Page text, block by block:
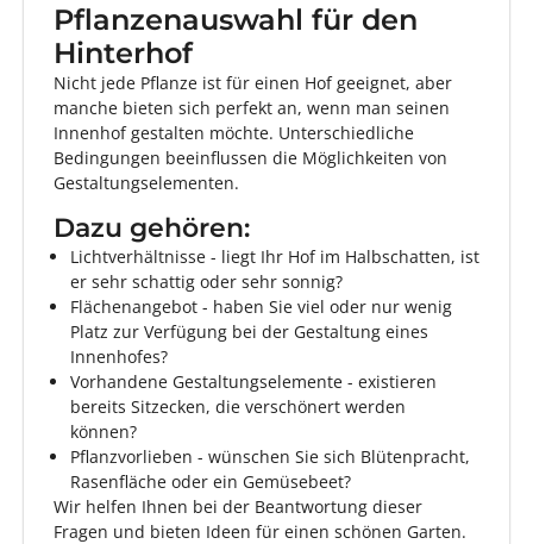
Pflanzenauswahl für den
Hinterhof
Nicht jede Pflanze ist für einen Hof geeignet, aber
manche bieten sich perfekt an, wenn man seinen
Innenhof gestalten möchte. Unterschiedliche
Bedingungen beeinflussen die Möglichkeiten von
Gestaltungselementen.
Dazu gehören:
Lichtverhältnisse - liegt Ihr Hof im Halbschatten, ist
er sehr schattig oder sehr sonnig?
Flächenangebot - haben Sie viel oder nur wenig
Platz zur Verfügung bei der Gestaltung eines
Innenhofes?
Vorhandene Gestaltungselemente - existieren
bereits Sitzecken, die verschönert werden
können?
Pflanzvorlieben - wünschen Sie sich Blütenpracht,
Rasenfläche oder ein Gemüsebeet?
Wir helfen Ihnen bei der Beantwortung dieser
Fragen und bieten Ideen für einen schönen Garten.